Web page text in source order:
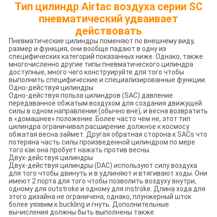
Тип цилиндр Airtac воздуха серии SC
пневматический удваивает
действовать
Пневматические цилиндры поменяют по внешнему виду,
размер и функция, они вообще падают в одну из
специфических категорий показанных ниже. Однако, также
многочисленно другие типы пневматического цилиндра
доступные, много чего конструируйте для того чтобы
выполнить специфические и специализированные функции.
Одно-действуя цилиндры
Одно-действуя польза цилиндров (SAC) давление
передаванное обжатым воздухом для создания движущей
силы в одном направлении (обычно вне), и весна возвратить
в «домашнее» положение. Более часто чем не, этот тип
цилиндра ограничивал расширение должное к космосу
обжатая весна займет. Другая обратная сторона к SACs что
потеряна часть силы произведенной цилиндром по мере
того как она пробует нажать против весны.
Двух-действуя цилиндры
Двух-действуя цилиндры (DAC) используют силу воздуха
для того чтобы двинуть и в удлиняют и втягивают ходы. Они
имеют 2 порта для того чтобы позволить воздуху внутри,
одному для outstroke и одному для instroke. Длина хода для
этого дизайна не ограничена, однако, плунжерный шток
более уязвим к buckling и гнуть. Дополнительные
вычисления должны быть выполнены также.